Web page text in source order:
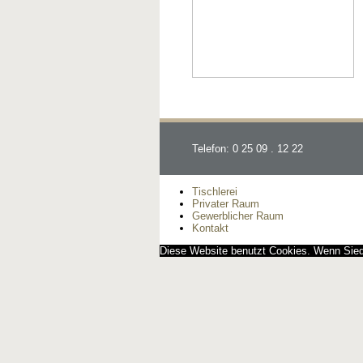
Telefon: 0 25 09 . 12 22
Tischlerei
Privater Raum
Gewerblicher Raum
Kontakt
Diese Website benutzt Cookies. Wenn